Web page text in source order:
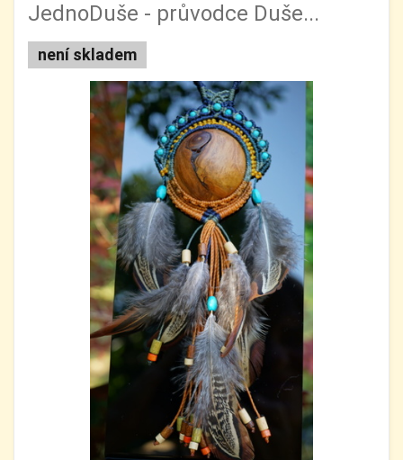
JednoDuše - průvodce Duše...
není skladem